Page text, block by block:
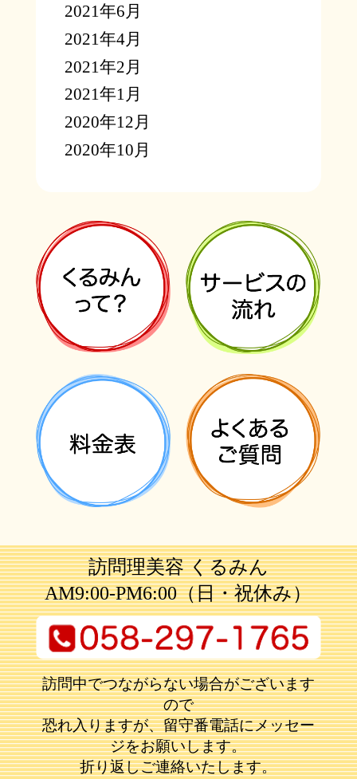
2021年6月
2021年4月
2021年2月
2021年1月
2020年12月
2020年10月
訪問理美容 くるみん
AM9:00-PM6:00（日・祝休み）
訪問中でつながらない場合がございます
ので
恐れ入りますが、留守番電話にメッセー
ジをお願いします。
折り返しご連絡いたします。